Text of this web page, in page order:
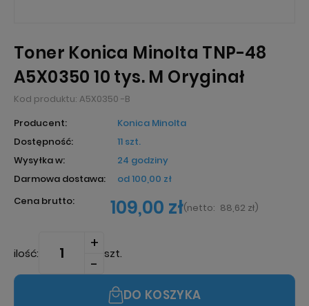
Toner Konica Minolta TNP-48
A5X0350 10 tys. M Oryginał
Kod produktu: A5X0350 -B
Producent:
Konica Minolta
Dostępność:
11 szt.
Wysyłka w:
24 godziny
Darmowa dostawa:
od 100,00 zł
Cena brutto:
109,00 zł(netto: 88,62 zł)
ilość: szt.
DO KOSZYKA